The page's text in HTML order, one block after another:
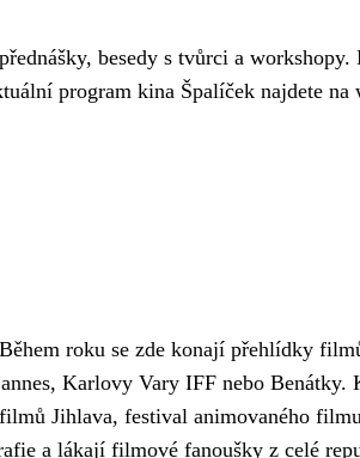
besedy s tvůrci a workshopy.
program kina Špalíček najdete na
roku se zde konají přehlídky
Karlovy Vary IFF nebo Benátky.
Jihlava, festival animovaného
a lákají filmové fanoušky z celé